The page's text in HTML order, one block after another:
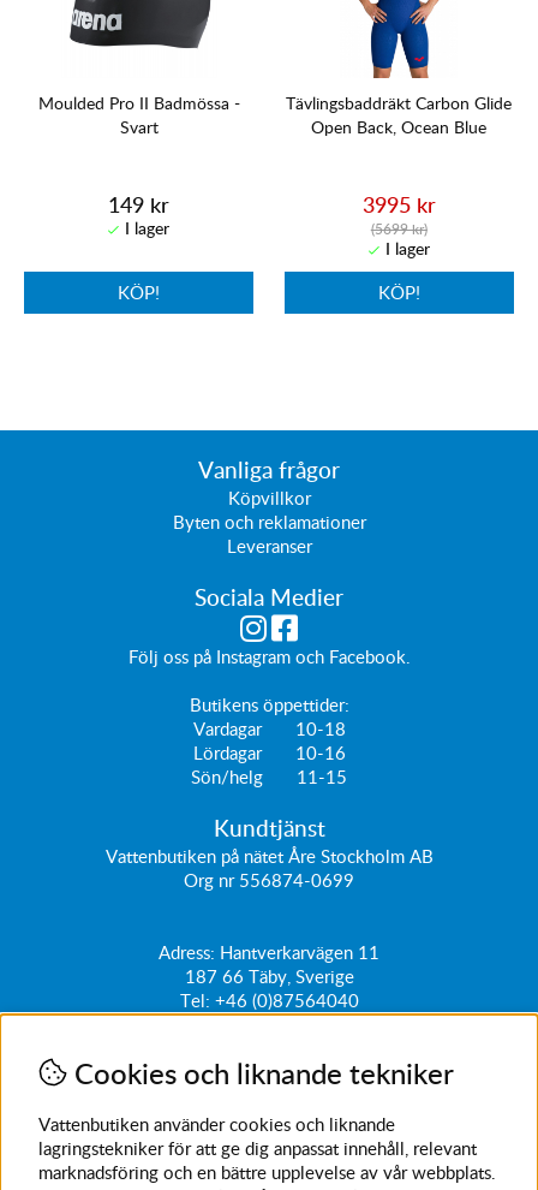
Moulded Pro II Badmössa -
Svart
149 kr
KÖP!
Tävlingsbaddräkt Carbon Glide
Open Back, Ocean Blue
3995 kr
(5699 kr)
KÖP!
Vanliga frågor
Köpvillkor
Byten och reklamationer
Leveranser
Sociala Medier
Följ oss på Instagramoch Facebook
Butikens öppettider:
Vardagar 10-18
Lördagar 10-16
Sön/helg 11-15
Kundtjänst
Vattenbutiken på nätet Åre Stockholm AB
Org nr 556874-0699
Adress: Hantverkarvägen 11
187 66 Täby, Sverige
Tel: +46 (0)87564040
kundtjanst@vattenbutiken.se
Få vårt nyhetsbrev
Ange din e-post nedan för att ta del av nyheter och
erbjudanden
SKICKA
Cookies och liknande tekniker
Vattenbutiken använder cookies och liknande
lagringstekniker för att ge dig anpassat innehåll, relevant
marknadsföring och en bättre upplevelse av vår webbplats.